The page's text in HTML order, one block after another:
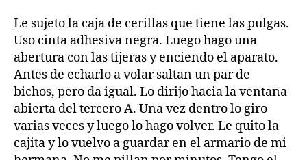
Le sujeto la caja de cerillas que tiene las pulgas.
Uso cinta adhesiva negra. Luego hago una
abertura con las tijeras y enciendo el aparato.
Antes de echarlo a volar saltan un par de
bichos, pero da igual. Lo dirijo hacia la ventana
abierta del tercero A. Una vez dentro lo giro
varias veces y luego lo hago volver. Le quito la
cajita y lo vuelvo a guardar en el armario de mi